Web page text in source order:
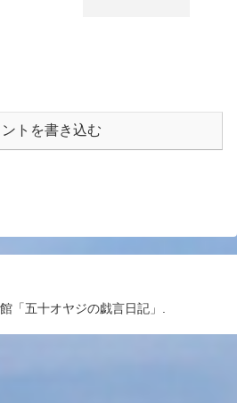
ントを書き込む
「五十オヤジの戯言日記」.